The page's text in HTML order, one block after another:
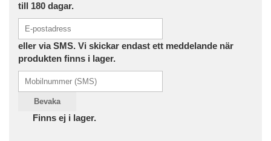
till 180 dagar.
eller via SMS. Vi skickar endast ett meddelande när
produkten finns i lager.
Bevaka
Finns ej i lager.